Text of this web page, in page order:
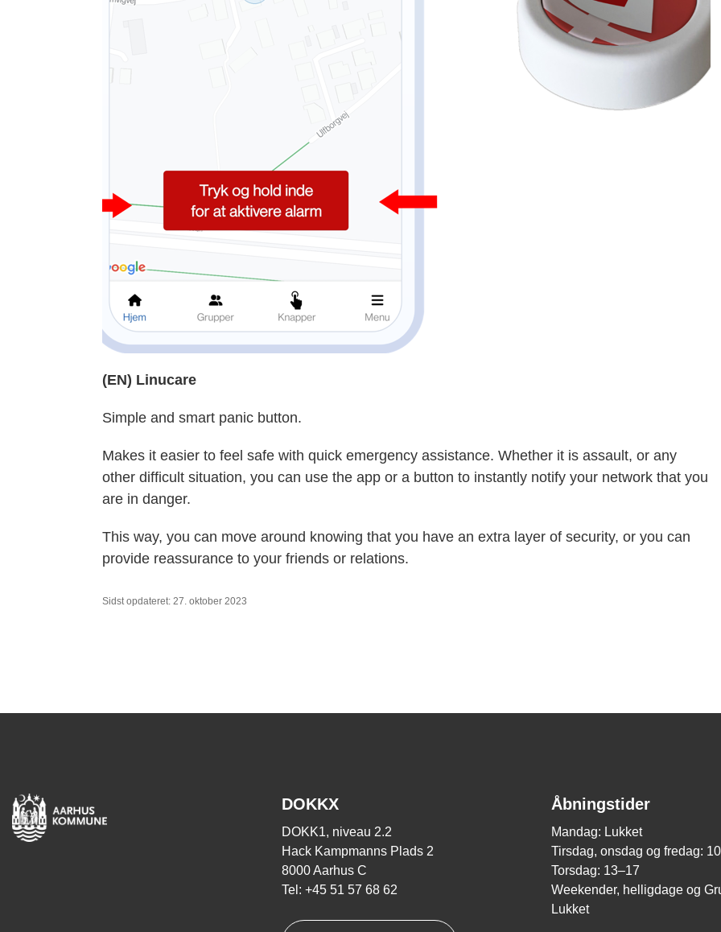
(EN) Linucare
Simple and smart panic button.
Makes it easier to feel safe with quick emergency assistance. Whether it is assault, or any
other difficult situation, you can use the app or a button to instantly notify your network that you
are in danger.
This way, you can move around knowing that you have an extra layer of security, or you can
provide reassurance to your friends or relations.
Sidst opdateret: 27. oktober 2023
DOKKX
DOKK1, niveau 2.2
Hack Kampmanns Plads 2
8000 Aarhus C
Tel: +45 51 57 68 62
Åbningstider
Mandag: Lukket
Tirsdag, onsdag og fredag:
Torsdag: 13–17
Weekender, helligdage og
Lukket